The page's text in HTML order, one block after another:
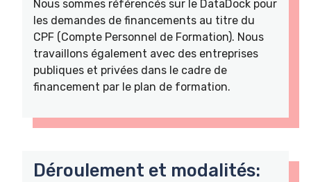
Nous sommes référencés sur le DataDock pour
les demandes de financements au titre du
CPF (Compte Personnel de Formation). Nous
travaillons également avec des entreprises
publiques et privées dans le cadre de
financement par le plan de formation.
Déroulement et modalités: